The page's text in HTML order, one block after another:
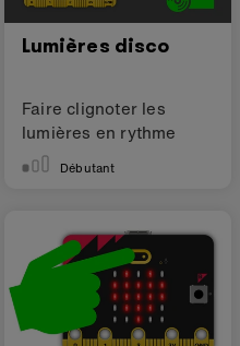
Lumières disco
Faire clignoter les
lumières en rythme
Débutant